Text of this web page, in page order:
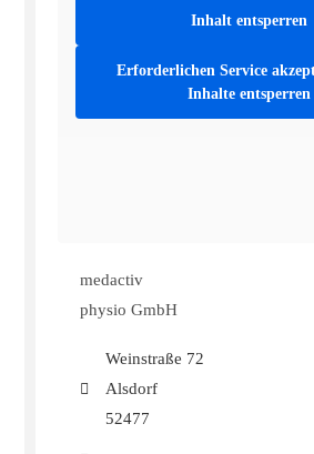
Inhalt entsperren
Erforderlichen Service
Inhalte entsperren
medactiv
physio GmbH
Weinstraße 72
Alsdorf
52477